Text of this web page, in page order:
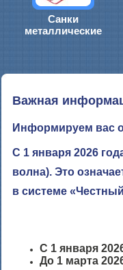
Санки
металлические
Важная
Информируем вас
С 1 января 2026
волна). Это
в системе
С 1 января
До 1 марта